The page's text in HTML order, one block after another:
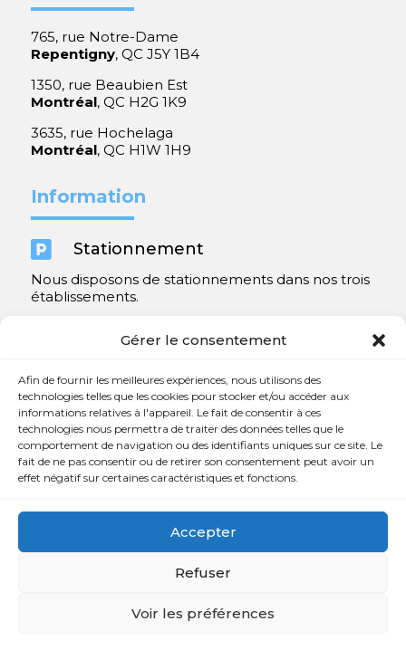
Gérer le consentement
Afin de fournir les meilleures expériences, nous utilisons des
technologies telles que les cookies pour stocker et/ou accéder aux
informations relatives à l'appareil. Le fait de consentir à ces
technologies nous permettra de traiter des données telles que le
comportement de navigation ou des identifiants uniques sur ce site. Le
fait de ne pas consentir ou de retirer son consentement peut avoir un
effet négatif sur certaines caractéristiques et fonctions.
Accepter
Refuser
Voir les préférences
765, rue Notre-Dame
Repentigny, QC J5Y 1B4
1350, rue Beaubien Est
Montréal, QC H2G 1K9
3635, rue Hochelaga
Montréal, QC H1W 1H9
Information
 Stationnement
Nous disposons de stationnements dans nos trois
établissements.
Contact
 450 654-3342
 info@charlesrajotte.com
765, rue Notre-Dame
Copyright © Charles E. Rajotte complexe funéraire 2024 –